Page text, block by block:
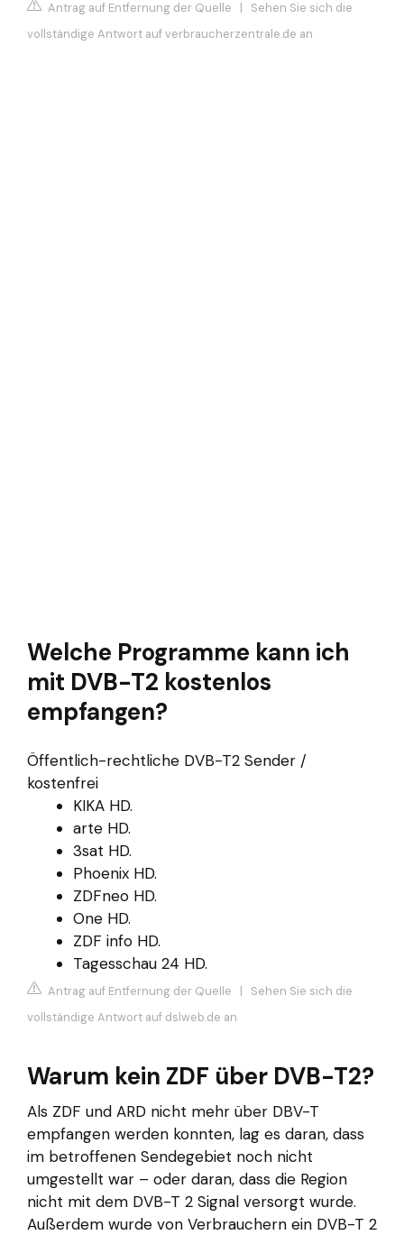
Antrag auf Entfernung der Quelle | Sehen Sie sich die
vollständige Antwort auf verbraucherzentrale.de an
Welche Programme kann ich
mit DVB-T2 kostenlos
empfangen?
Öffentlich-rechtliche DVB-T2 Sender /
kostenfrei
KIKA HD.
arte HD.
3sat HD.
Phoenix HD.
ZDFneo HD.
One HD.
ZDF info HD.
Tagesschau 24 HD.
Antrag auf Entfernung der Quelle | Sehen Sie sich die
vollständige Antwort auf dslweb.de an
Warum kein ZDF über DVB-T2?
Als ZDF und ARD nicht mehr über DBV-T
empfangen werden konnten, lag es daran, dass
im betroffenen Sendegebiet noch nicht
umgestellt war – oder daran, dass die Region
nicht mit dem DVB-T 2 Signal versorgt wurde.
Außerdem wurde von Verbrauchern ein DVB-T 2